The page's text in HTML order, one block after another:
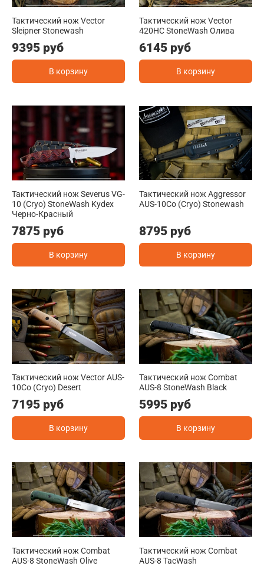
Тактический нож Vector
Sleipner Stonewash
9395 руб
В корзину
Тактический нож Vector
420HC StoneWash Олива
6145 руб
В корзину
Тактический нож Severus VG-
10 (Cryo) StoneWash Kydex
Черно-Красный
7875 руб
В корзину
Тактический нож Aggressor
AUS-10Co (Cryo) Stonewash
8795 руб
В корзину
Тактический нож Vector AUS-
10Co (Cryo) Desert
7195 руб
В корзину
Тактический нож Combat
AUS-8 StoneWash Black
5995 руб
В корзину
Тактический нож Combat
AUS-8 StoneWash Olive
Тактический нож Combat
AUS-8 TacWash